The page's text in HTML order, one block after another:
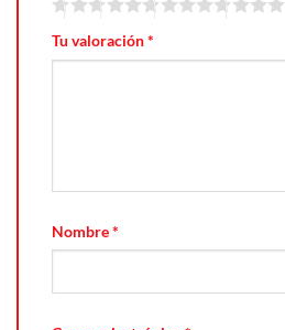
Tu valoración*
Nombre*